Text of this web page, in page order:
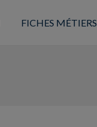
FICHES MÉTIERS